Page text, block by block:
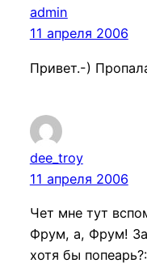
admin
11 апреля 2006
Привет.-)
dee_troy
11 апреля 2006
Чет мне тут
Фрум, а, Фрум!
хотя бы